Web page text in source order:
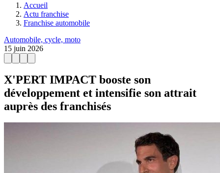
Accueil
Actu franchise
Franchise automobile
Automobile, cycle, moto
15 juin 2026
X'PERT IMPACT booste son
développement et intensifie son attrait
auprès des franchisés